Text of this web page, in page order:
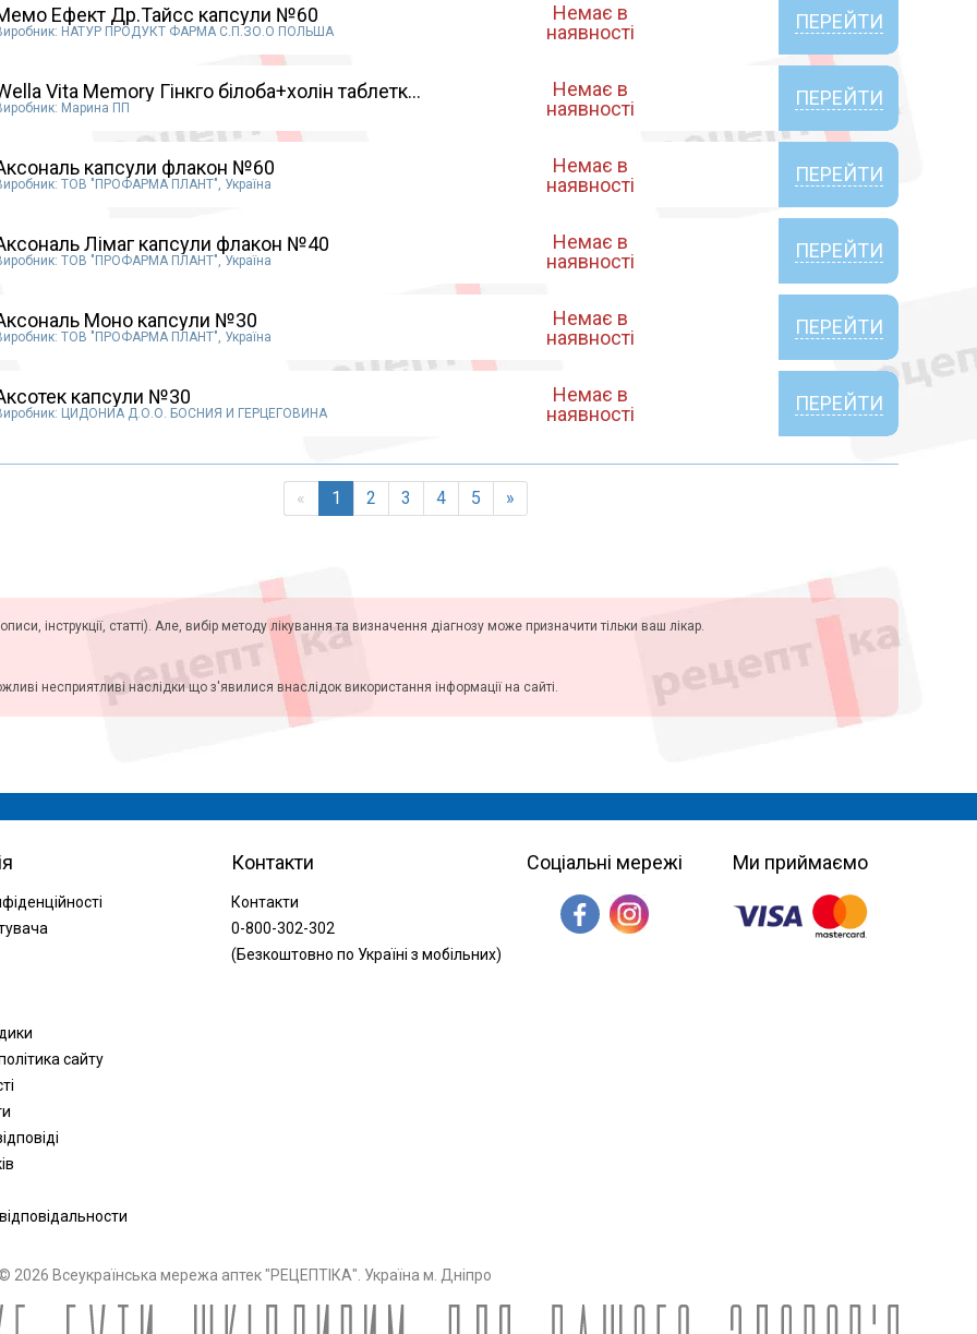
Ефект Др.Тайсс капсули №60
НАТУР ПРОДУКТ ФАРМА С.П.ЗО.О ПОЛЬША
Немає в
наявності
ПЕРЕЙТИ
Vita Memory Гінкго білоба+холін таблетк...
Марина ПП
Немає в
наявності
ПЕРЕЙТИ
капсули флакон №60
TOB "ПРОФАРМА ПЛАНТ", Україна
Немає в
наявності
ПЕРЕЙТИ
Лімаг капсули флакон №40
TOB "ПРОФАРМА ПЛАНТ", Україна
Немає в
наявності
ПЕРЕЙТИ
Моно капсули №30
TOB "ПРОФАРМА ПЛАНТ", Україна
Немає в
наявності
ПЕРЕЙТИ
капсули №30
ЦИДОНИА Д.О.О. БОСНИЯ И ГЕРЦЕГОВИНА
Немає в
наявності
ПЕРЕЙТИ
« 1 2 3 4 5 »
інструкції, статті). Але, вибір методу лікування та визначення діагнозу може призначити тільки ваш лікар.
несприятливі наслідки що з'явилися внаслідок використання інформації на сайті.
сайту
Контакти
Контакти
0-800-302-302
(Безкоштовно по Україні з мобільних)
Соціальні мережі Ми приймаємо
2026 Всеукраїнська мережа аптек "РЕЦЕПТІКА". Україна м. Дніпро